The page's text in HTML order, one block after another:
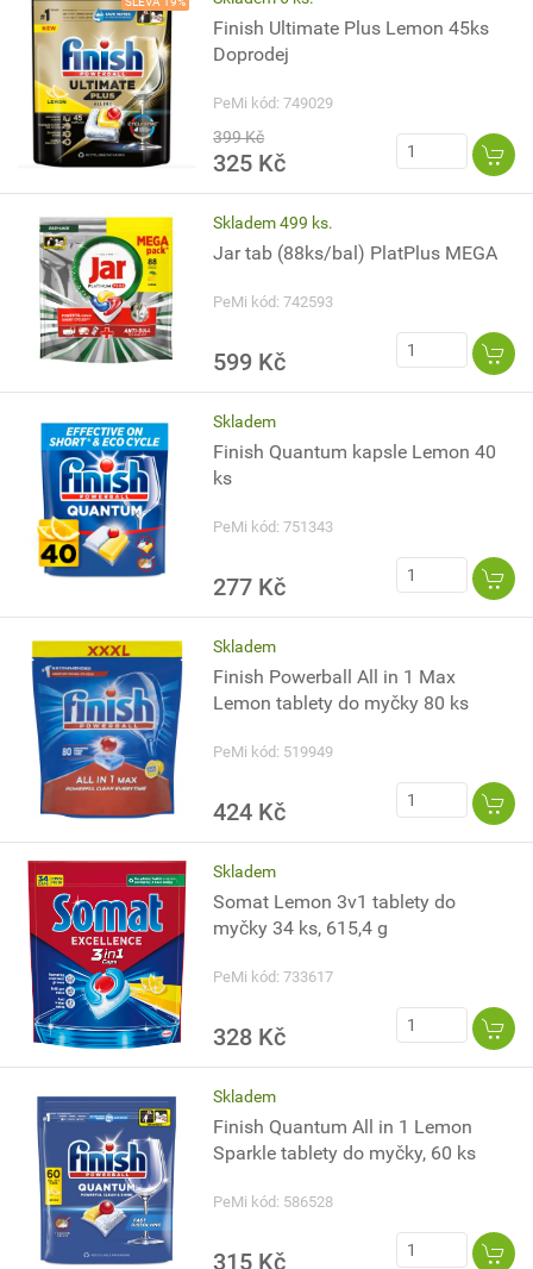
Finish Ultimate Plus Lemon 45ks
Doprodej
PeMi kód: 749029
399 Kč
325 Kč
Skladem 499 ks.
Jar tab (88ks/bal) PlatPlus MEGA
PeMi kód: 742593
599 Kč
Skladem
Finish Quantum kapsle Lemon 40
ks
PeMi kód: 751343
277 Kč
Skladem
Finish Powerball All in 1 Max
Lemon tablety do myčky 80 ks
PeMi kód: 519949
424 Kč
Skladem
Somat Lemon 3v1 tablety do
myčky 34 ks, 615,4 g
PeMi kód: 733617
328 Kč
Skladem
Finish Quantum All in 1 Lemon
Sparkle tablety do myčky, 60 ks
PeMi kód: 586528
315 Kč